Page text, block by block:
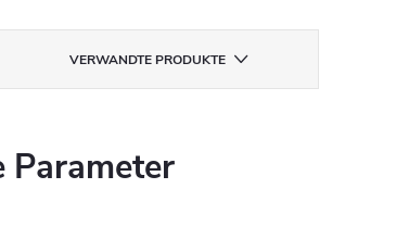
VERWANDTE PRODUKTE
Parameter